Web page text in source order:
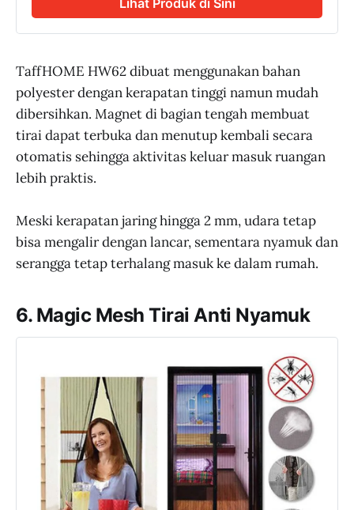
TaffHOME HW62 dibuat menggunakan bahan
polyester dengan kerapatan tinggi namun mudah
dibersihkan. Magnet di bagian tengah membuat
tirai dapat terbuka dan menutup kembali secara
otomatis sehingga aktivitas keluar masuk ruangan
lebih praktis.
Meski kerapatan jaring hingga 2 mm, udara tetap
bisa mengalir dengan lancar, sementara nyamuk dan
serangga tetap terhalang masuk ke dalam rumah.
6. Magic Mesh Tirai Anti Nyamuk